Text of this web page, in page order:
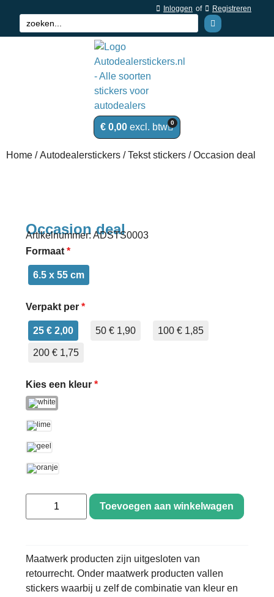
Inloggen of Registreren
€0,00 0
Home /Autodealerstickers /Tekst stickers / Occasion deal
Occasion deal
Artikelnummer: ADSTS0003
Formaat *
6.5 x 55 cm
Verpakt per *
25 € 2,00 50 € 1,90 100 € 1,85
200 € 1,75
Kies een kleur *
Toevoegen aan winkelwagen
Maatwerk producten zijn uitgesloten van
retourrecht. Onder maatwerk producten vallen
stickers waarbij u zelf de combinatie van kleur en